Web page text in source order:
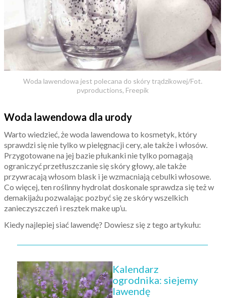
Woda lawendowa jest polecana do skóry trądzikowej/Fot.
pvproductions, Freepik
Woda lawendowa dla urody
Warto wiedzieć, że woda lawendowa to kosmetyk, który
sprawdzi się nie tylko w pielęgnacji cery, ale także i włosów.
Przygotowane na jej bazie płukanki nie tylko pomagają
ograniczyć przetłuszczanie się skóry głowy, ale także
przywracają włosom blask i je wzmacniają cebulki włosowe.
Co więcej, ten roślinny hydrolat doskonale sprawdza się też w
demakijażu pozwalając pozbyć się ze skóry wszelkich
zanieczyszczeń i resztek make up’u.
Kiedy najlepiej siać lawendę? Dowiesz się z tego artykułu:
Kalendarz
ogrodnika: siejemy
lawendę